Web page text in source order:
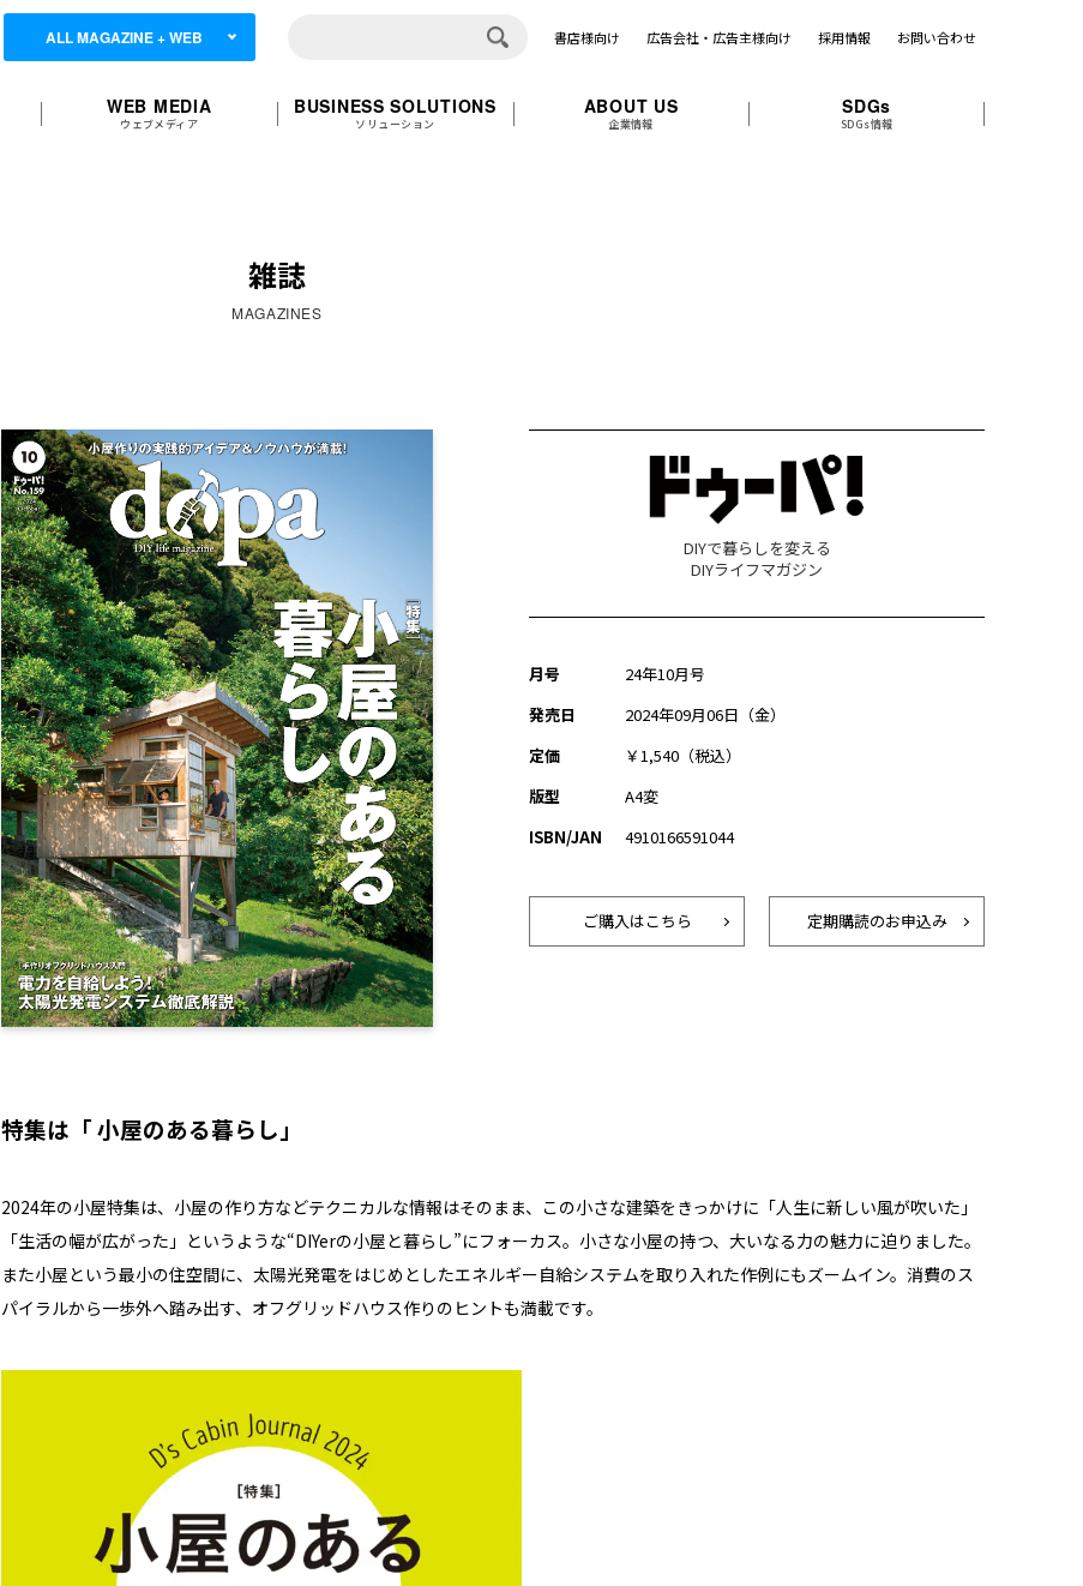
ALL MAGAZINE + WEB 書店様向け 広告会社・広告主様向け 採用情報 お問い合わせ
WEB MEDIA
ウェブメディア
BUSINESS SOLUTIONS
ソリューション
ABOUT US
企業情報
SDGs
SDGs情報
雑誌
MAGAZINES
DIYで暮らしを変える
DIYライフマガジン
月号
24年10月号
発売日
2024年09月06日（金）
定価
￥1,540（税込）
版型
A4変
ISBN/JAN
4910166591044
ご購入はこちら 定期購読のお申込み
特集は「 小屋のある暮らし」
2024年の小屋特集は、小屋の作り方などテクニカルな情報はそのまま、この小さな建築をきっかけに「人生に新しい風が吹いた」
「生活の幅が広がった」というような“DIYerの小屋と暮らし”にフォーカス。小さな小屋の持つ、大いなる力の魅力に迫りました。
また小屋という最小の住空間に、太陽光発電をはじめとしたエネルギー自給システムを取り入れた作例にもズームイン。消費のス
パイラルから一歩外へ踏み出す、オフグリッドハウス作りのヒントも満載です。